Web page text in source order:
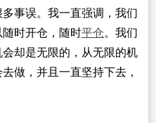
事误。我一直强调，我们
时开仓，随时平仓。我们
却是无限的，从无限的机
做，并且一直坚持下去，